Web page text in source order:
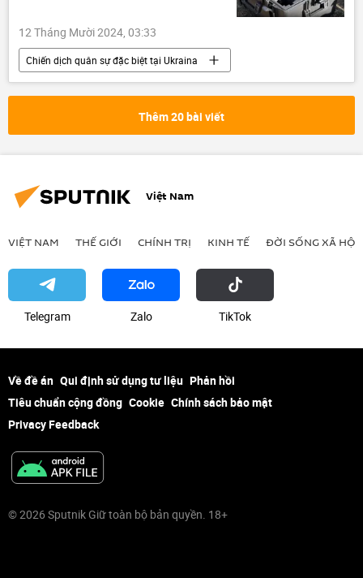
12 Tháng Mười 2024, 03:33
Chiến dịch quân sự đặc biệt tại Ukraina
Ukraina
Cuộc khủng hoảng ở Ukraina
Quân sự
máy bay không người lái
Kalashnikov
Thêm 20 bài viết
Việt Nam
VIỆT NAM THẾ GIỚI CHÍNH TRỊ KINH TẾ ĐỜI SỐNG XÃ HỘI
Telegram Zalo ТikТоk
Về đề án Qui định sử dụng tư liệu Phản hồi
Tiêu chuẩn cộng đồng Cookie Chính sách bảo mật
Privacy Feedback
© 2026 Sputnik Giữ toàn bộ bản quyền. 18+